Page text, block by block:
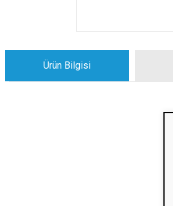
Ürün Bilgisi